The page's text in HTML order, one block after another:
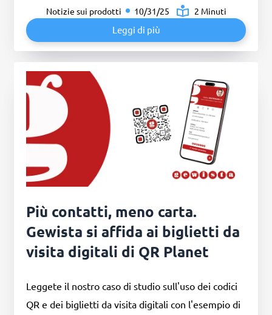
Notizie sui prodotti 10/31/25 2 Minuti
Leggi di più
Più contatti, meno carta.
Gewista si affida ai biglietti da
visita digitali di QR Planet
Leggete il nostro caso di studio sull'uso dei codici
QR e dei biglietti da visita digitali con l'esempio di